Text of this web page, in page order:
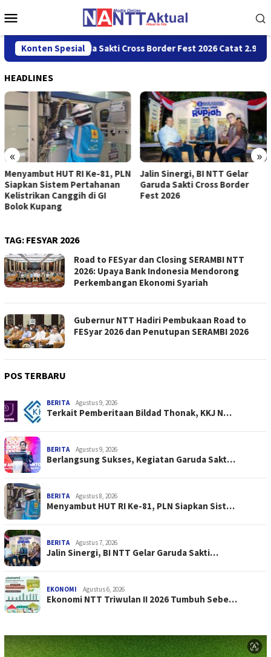
ke
Mobile
Konten Spesial
Garuda Sakti Cross Border Fest 2026 Catat 2.977 Transaksi
HEADLINES
« »
Menyambut HUT RI Ke-81, PLN
Siapkan Sistem Pertahanan
Kelistrikan Canggih di GI
Bolok Kupang
Jalin Sinergi, BI NTT Gelar
Garuda Sakti Cross Border
Fest 2026
TAG: FESYAR 2026
Road to FESyar dan Closing SERAMBI NTT
2026: Upaya Bank Indonesia Mendorong
Perkembangan Ekonomi Syariah
Gubernur NTT Hadiri Pembukaan Road to
FESyar 2026 dan Penutupan SERAMBI 2026
POS TERBARU
BERITA Agustus 9, 2026
Terkait Pemberitaan Bildad Thonak, KKJ N…
BERITA Agustus 9, 2026
Berlangsung Sukses, Kegiatan Garuda Sakt…
BERITA Agustus 8, 2026
Menyambut HUT RI Ke-81, PLN Siapkan Sist…
BERITA Agustus 7, 2026
Jalin Sinergi, BI NTT Gelar Garuda Sakti…
EKONOMI Agustus 6, 2026
Ekonomi NTT Triwulan II 2026 Tumbuh Sebe…